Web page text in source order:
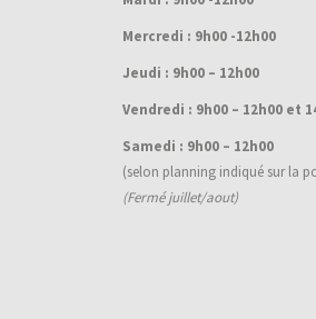
Mercredi : 9h00 -12h00
Jeudi : 9h00 – 12h00
Vendredi : 9h00 – 12h00 et
Samedi : 9h00 – 12h00
(selon planning indiqué sur la
(Fermé juillet/aout)